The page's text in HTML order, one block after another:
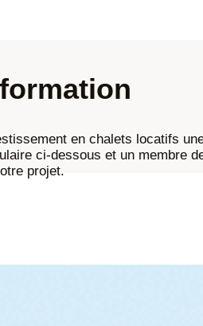
en chalets locatifs
ci-dessous et un membre
projet.